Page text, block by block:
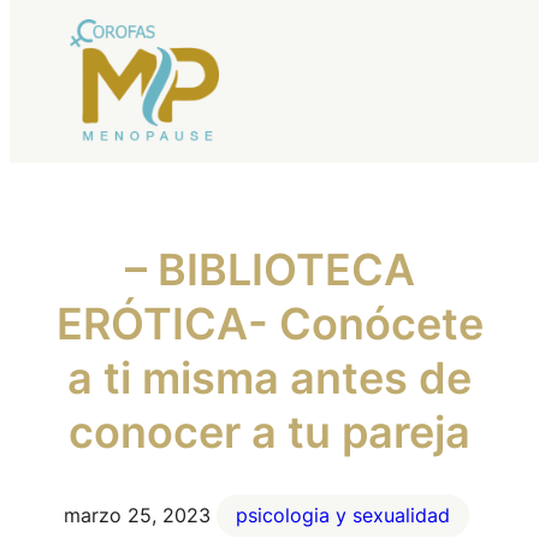
– BIBLIOTECA
ERÓTICA- Conócete
a ti misma antes de
conocer a tu pareja
marzo 25, 2023 psicologia y sexualidad